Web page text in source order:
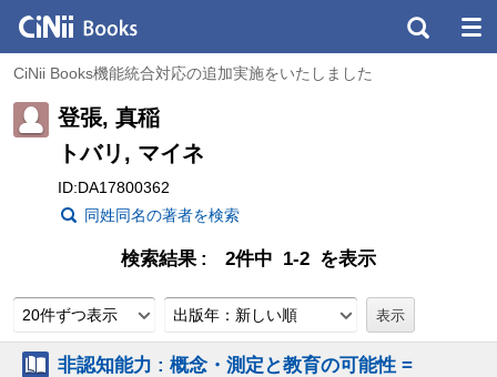
CiNii Books機能統合対応の追加実施をいたしました
登張, 真稲
トバリ, マイネ
ID:DA17800362
同姓同名の著者を検索
検索結果 2件中 1-2 を表示
20件ずつ表示 出版年：新しい順
非認知能力 : 概念・測定と教育の可能性 =